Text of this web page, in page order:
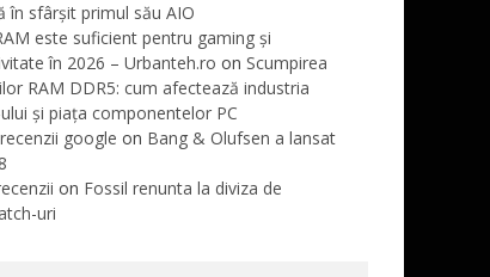
în sfârșit primul său AIO
este suficient pentru gaming și
în 2026 – Urbanteh.ro on Scumpirea
RAM DDR5: cum afectează industria
și piața componentelor PC
google on Bang & Olufsen a lansat
on Fossil renunta la diviza de
uri